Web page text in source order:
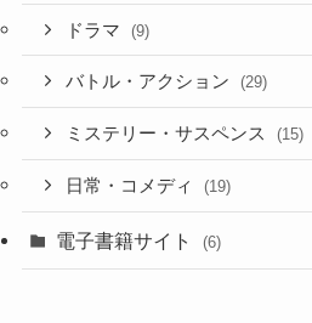
ドラマ (9)
バトル・アクション (29)
ミステリー・サスペンス (15)
日常・コメディ (19)
電子書籍サイト (6)